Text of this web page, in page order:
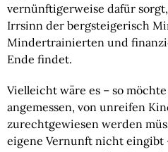
vernünftigerweise dafür
Irrsinn der bergsteigerisch
Mindertrainierten und
Ende findet.
Vielleicht wäre es – so
angemessen, von unreifen
zurechtgewiesen werden
eigene Vernunft nicht eingibt